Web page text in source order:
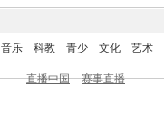
音乐 科教 青少 文化 艺术
直播中国
赛事直播